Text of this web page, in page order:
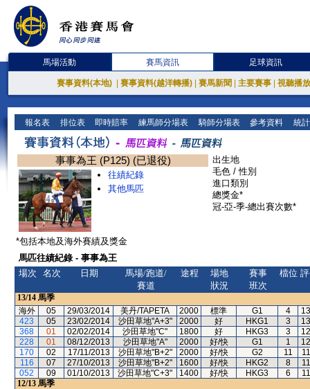
馬場活動 賽馬資訊 足球資訊
賽事資料(本地) 賽事資料(越洋轉播) 賽馬新聞 主要賽事 視聽播
報名表 排位表 即時賠率 練馬師分場表 騎師分場表 參考資料 統
事事為王 (P125) (已退役)
往績紀錄
其他馬匹
出生地
毛色 / 性別
進口類別
總獎金*
冠-亞-季-總出賽次數*
*包括本地及海外賽績及獎金
馬匹往績紀錄 - 事事為王
場次
名次 日期
馬場/跑道/
賽道
途程
場地
狀況
賽事
班次
檔位
13/14 馬季
海外
05 29/03/2014 美丹/TAPETA 2000 標準 G1 4
423
05 23/02/2014 沙田草地"A+3" 2000 好 HKG1 3
368
01 02/02/2014 沙田草地"C" 1800 好 HKG3 3
228
01 08/12/2013 沙田草地"A" 2000 好/快 G1 1
170
02 17/11/2013 沙田草地"B+2" 2000 好/快 G2 11
116
07 27/10/2013 沙田草地"B+2" 1600 好/快 HKG2 8
052
09 01/10/2013 沙田草地"C+3" 1400 好/快 HKG3 6
12/13 馬季